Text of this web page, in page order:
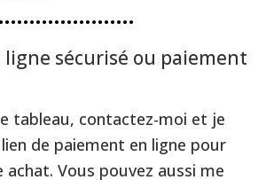
sécurisé ou paiement
tableau, contactez-moi et je
de paiement en ligne pour
Vous pouvez aussi me